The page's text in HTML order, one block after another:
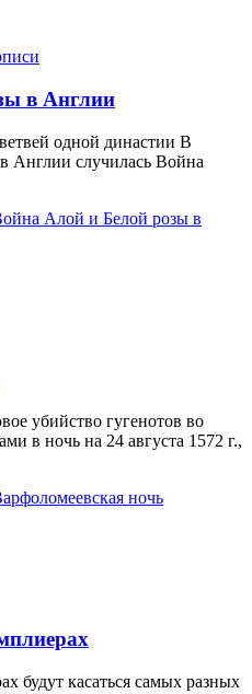
в Англии
одной династии В
Англии случилась Война
Алой и Белой розы в
убийство гугенотов во
в ночь на 24 августа 1572 г.,
ночь
будут касаться самых разных